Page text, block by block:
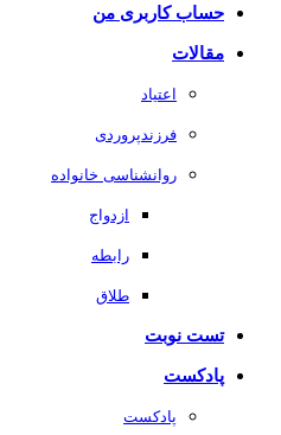
حساب کاربری من
مقالات
اعتیاد
فرزندپروردی
روانشناسی خانواده
ازدواج
رابطه
طلاق
تست نوبت
پادکست
پادکست